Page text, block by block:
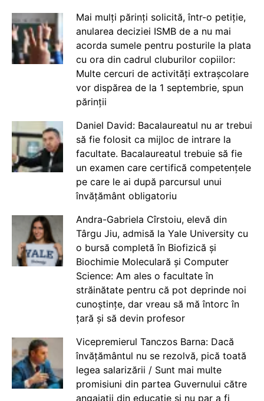
Mai mulți părinți solicită, într-o petiție,
anularea deciziei ISMB de a nu mai
acorda sumele pentru posturile la plata
cu ora din cadrul cluburilor copiilor:
Multe cercuri de activități extrașcolare
vor dispărea de la 1 septembrie, spun
părinții
Daniel David: Bacalaureatul nu ar trebui
să fie folosit ca mijloc de intrare la
facultate. Bacalaureatul trebuie să fie
un examen care certifică competențele
pe care le ai după parcursul unui
învățământ obligatoriu
Andra-Gabriela Cîrstoiu, elevă din
Târgu Jiu, admisă la Yale University cu
o bursă completă în Biofizică și
Biochimie Moleculară și Computer
Science: Am ales o facultate în
străinătate pentru că pot deprinde noi
cunoștințe, dar vreau să mă întorc în
țară și să devin profesor
Vicepremierul Tanczos Barna: Dacă
învățământul nu se rezolvă, pică toată
legea salarizării / Sunt mai multe
promisiuni din partea Guvernului către
angajații din educație și nu par a fi